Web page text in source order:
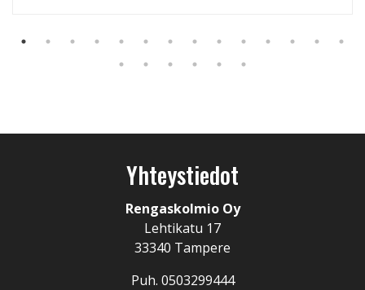
Yhteystiedot
Rengaskolmio Oy
Lehtikatu 17
33340 Tampere
Puh. 0503299444